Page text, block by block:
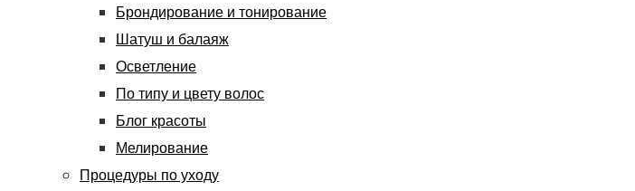
Брондирование и тонирование
Шатуш и балаяж
Осветление
По типу и цвету волос
Блог красоты
Мелирование
Процедуры по уходу